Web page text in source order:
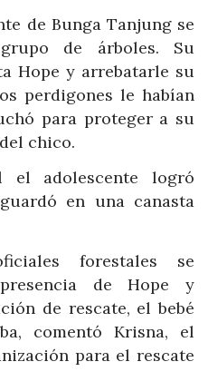
de Bunga Tanjung se
de árboles. Su
Hope y arrebatarle su
perdigones le habían
para proteger a su
chico.
el adolescente logró
en una canasta
forestales se
de Hope y
de rescate, el bebé
comentó Krisna, el
para el rescate